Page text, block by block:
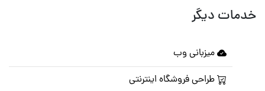
خدمات دیگر
میزبانی وب
طراحی فروشگاه اینترنتی